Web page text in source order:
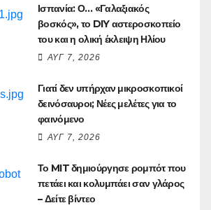
Ισπανία: Ο… «Γαλαξιακός
βοσκός», το DIY αστεροσκοπείο
του και η ολική έκλειψη Ηλίου
ΑΥΓ 7, 2026
Γιατί δεν υπήρχαν μικροσκοπικοί
δεινόσαυροι; Νέες μελέτες για το
φαινόμενο
ΑΥΓ 7, 2026
Το MIT δημιούργησε ρομπότ που
πετάει και κολυμπάει σαν γλάρος
– Δείτε βίντεο